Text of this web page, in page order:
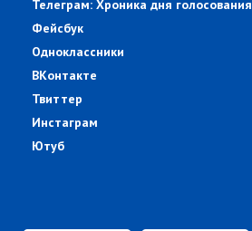
Телеграм: Хроника дня голосования
Фейсбук
Одноклассники
ВКонтакте
Твиттер
Инстаграм
Ютуб